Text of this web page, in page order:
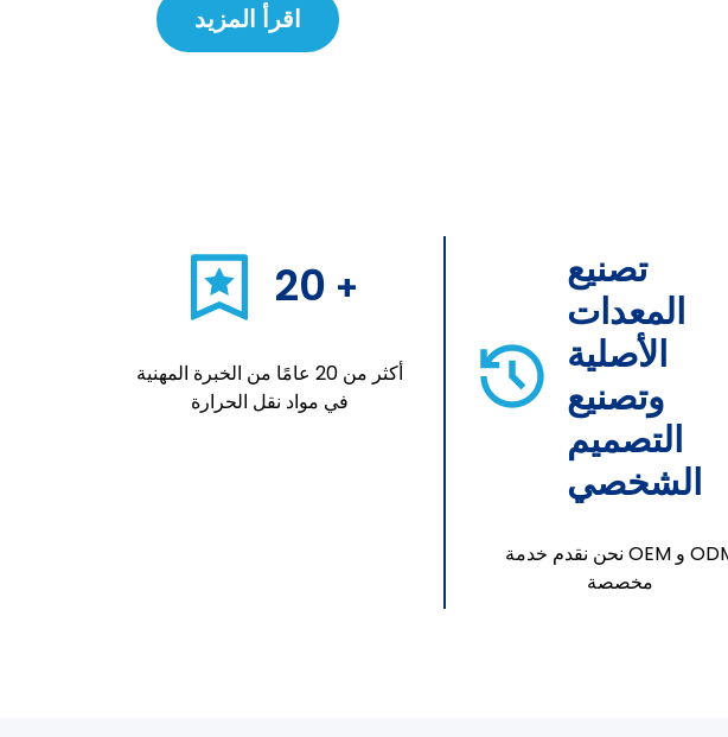
اقرأ المزيد
20 +
أكثر من 20 عامًا من الخبرة المهنية
في مواد نقل الحرارة
تصنيع
المعدات
الأصلية
وتصنيع
التصميم
الشخصي
نحن نقدم خدمة OEM و ODM
مخصصة